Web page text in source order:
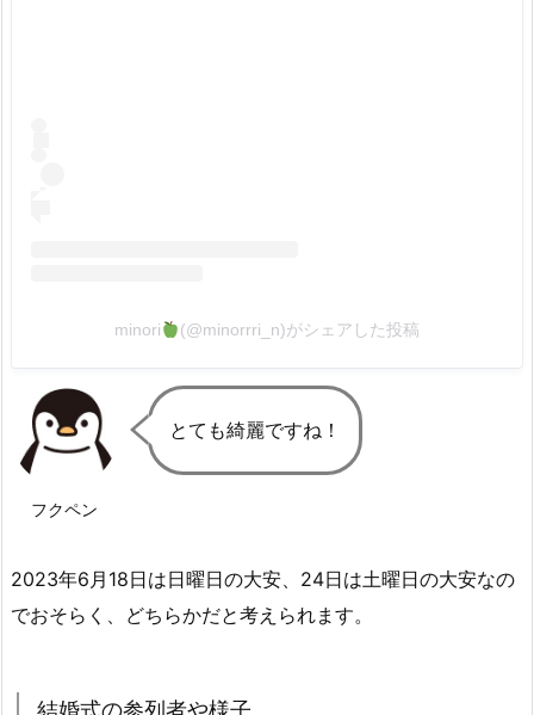
minori (@minorrri_n)がシェアした投稿
フクペン
とても綺麗ですね！
2023年6月18日は日曜日の大安、24日は土曜日の大安なの
でおそらく、どちらかだと考えられます。
結婚式の参列者や様子